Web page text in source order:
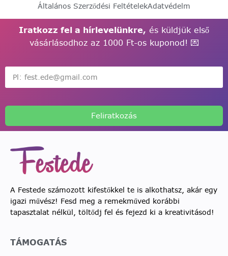
Általános Szerződési FeltételekAdatvédelm
Iratkozz fel a hírlevelünkre, és küldjük első
vásárlásodhoz az 1000 Ft-os kuponod! 💌
Feliratkozás
A Festede számozott kifestőkkel te is alkothatsz, akár egy
igazi művész! Fesd meg a remekműved korábbi
tapasztalat nélkül, töltődj fel és fejezd ki a kreativitásod!
TÁMOGATÁS